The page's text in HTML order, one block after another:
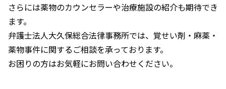
さらには薬物のカウンセラーや治療施設の紹介も期待でき
ます。
弁護士法人大久保総合法律事務所では、覚せい剤・麻薬・
薬物事件に関するご相談を承っております。
お困りの方はお気軽にお問い合わせください。